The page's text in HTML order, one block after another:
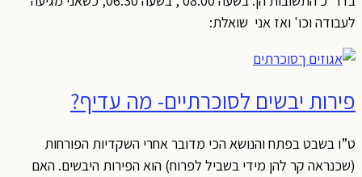
לעבודה וכו' ואז אני שואלת:
פירות יבשים לסוכרתיים- מה עדיף?
ט”ו בשבט בפתח והנושא הכי מדובר אחרי השקדיות הפורחות
(שכנראה קר להן מידי בשביל לפרוח) הוא הפירות היבשים. האם